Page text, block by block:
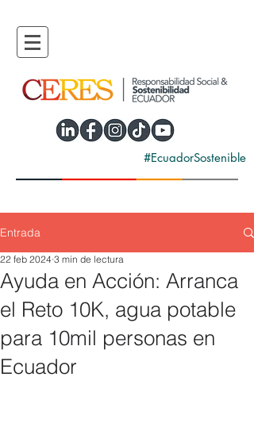
#EcuadorSostenible
Entrada
Ayuda en Acción: Arranca
el Reto 10K, agua potable
para 10mil personas en
Ecuador
22 feb 2024 3 min de lectura